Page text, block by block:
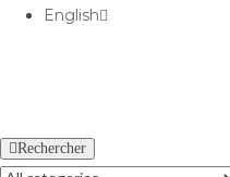
English
Rechercher